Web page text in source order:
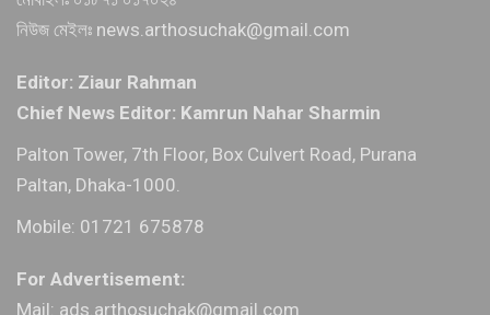
নিউজ মেইলঃ news.arthosuchak@gmail.com
Editor: Ziaur Rahman
Chief News Editor: Kamrun Nahar Sharmin
Palton Tower, 7th Floor, Box Culvert Road, Purana
Paltan, Dhaka-1000.
Mobile: 01721 675878
For Advertisement:
Mail: ads.arthosuchak@gmail.com